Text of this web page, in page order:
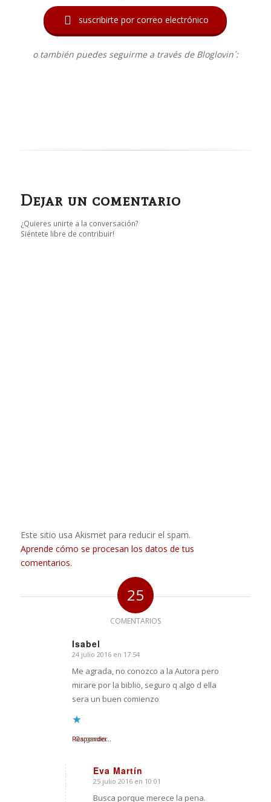
 suscribirte por correo electrónico
o también puedes seguirme a través de Bloglovin´:
Dejar un comentario
¿Quieres unirte a la conversación?
Siéntete libre de contribuir!
Este sitio usa Akismet para reducir el spam.
Aprende cómo se procesan los datos de tus
comentarios.
25
COMENTARIOS
Isabel
Dice:
24 julio 2016 en 17:54
Me agrada, no conozco a la Autora pero
mirare por la biblio, seguro q algo d ella
sera un buen comienzo
Cargando...
Responder
Eva Martín
Dice:
25 julio 2016 en 10:01
Busca porque merece la pena.